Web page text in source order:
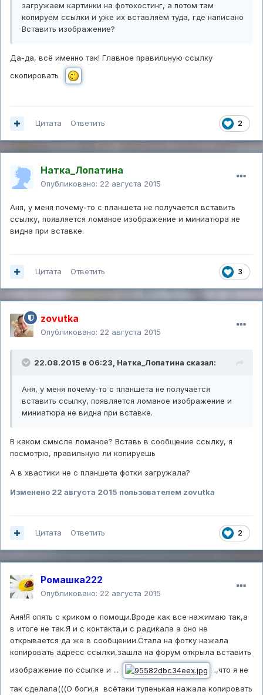
загружаем картинки на фотохостинг, а потом там
копируем ссылки и уже их вставляем туда, где написано
Вставить изображение?
Да-да, всё именно так! Главное правильную ссылку
скопировать
2
Цитата Ответить
Натка_Лопатина
Опубликовано: 22 августа 2015
Аня, у меня почему-то с планшета не получается вставить
ссылку, появляется ломаное изображение и миниатюра не
видна при вставке.
3
Цитата Ответить
zovutka
Опубликовано: 22 августа 2015
22.08.2015 в 06:23, Натка_Лопатина сказал:
Аня, у меня почему-то с планшета не получается
вставить ссылку, появляется ломаное изображение и
миниатюра не видна при вставке.
В каком смысле ломаное? Вставь в сообщение ссылку, я
посмотрю, правильную ли копируешь
А в хвастики не с планшета фотки загружала?
Изменено 22 августа 2015 пользователем zovutka
2
Цитата Ответить
Ромашка222
Опубликовано: 22 августа 2015
Аня!Я опять с криком о помощи.Вроде как все нажимаю так,а
в итоге не так.Я и с контакта,и с радикала а оно не
открывается да же в сообщении.Стала на фотку нажала
копировать адресс ссылки,зашла на форум открыла вставить
изображение по ссылке и ...
.,что я не
так сделала(((О боги,я всётаки тупенькая нажала копировать